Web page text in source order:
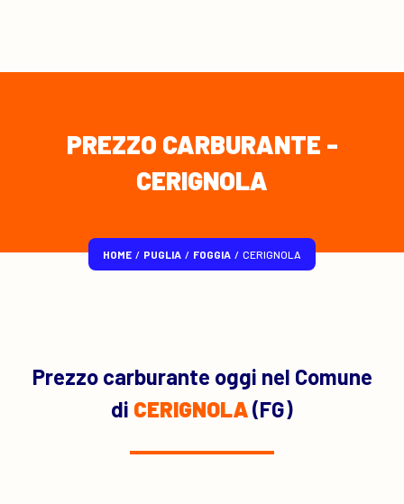
PREZZO CARBURANTE -
CERIGNOLA
HOME / PUGLIA / FOGGIA / CERIGNOLA
Prezzo carburante oggi nel Comune
di CERIGNOLA(FG)